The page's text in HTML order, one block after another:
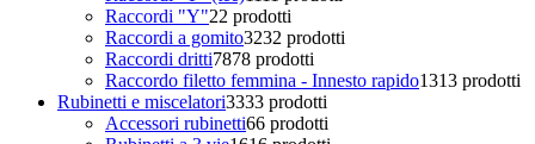
Raccordi "Y"22 prodotti
Raccordi a gomito3232 prodotti
Raccordi dritti7878 prodotti
Raccordo filetto femmina - Innesto rapido1313 prodotti
Rubinetti e miscelatori3333 prodotti
Accessori rubinetti66 prodotti